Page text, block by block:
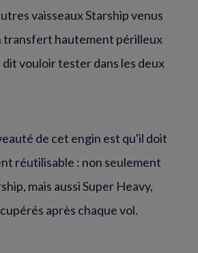
vaisseaux Starship venus
transfert hautement périlleux
dit vouloir tester dans les deux
de cet engin est qu'il doit
réutilisable : non seulement
mais aussi Super Heavy,
après chaque vol.